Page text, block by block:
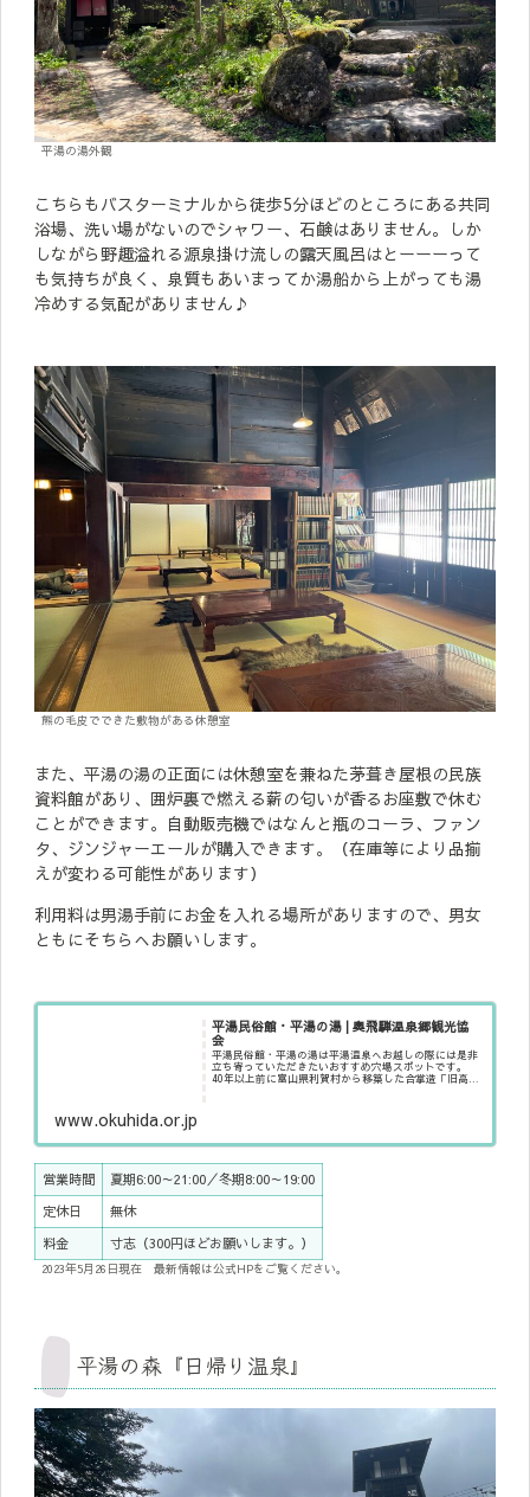
平湯の湯外観
こちらもバスターミナルから徒歩5分ほどのところにある共同
浴場、洗い場がないのでシャワー、石鹸はありません。しか
しながら野趣溢れる源泉掛け流しの露天風呂はとーーーって
も気持ちが良く、泉質もあいまってか湯船から上がっても湯
冷めする気配がありません♪
熊の毛皮でできた敷物がある休憩室
また、平湯の湯の正面には休憩室を兼ねた茅葺き屋根の民族
資料館があり、囲炉裏で燃える薪の匂いが香るお座敷で休む
ことができます。自動販売機ではなんと瓶のコーラ、ファン
タ、ジンジャーエールが購入できます。（在庫等により品揃
えが変わる可能性があります）
利用料は男湯手前にお金を入れる場所がありますので、男女
ともにそちらへお願いします。
平湯民俗館・平湯の湯 | 奥飛騨温泉郷観光協
会
平湯民俗館・平湯の湯は平湯温泉へお越しの際には是非
立ち寄っていただきたいおすすめ穴場スポットです。
40年以上前に富山県利賀村から移築した合掌造「旧高桑
www.okuhida.or.jp
営業時間
夏期6:00～21:00／冬期8:00～19:00
定休日
無休
料金
寸志（300円ほどお願いします。）
2023年5月26日現在 最新情報は公式HPをご覧ください。
平湯の森『日帰り温泉』